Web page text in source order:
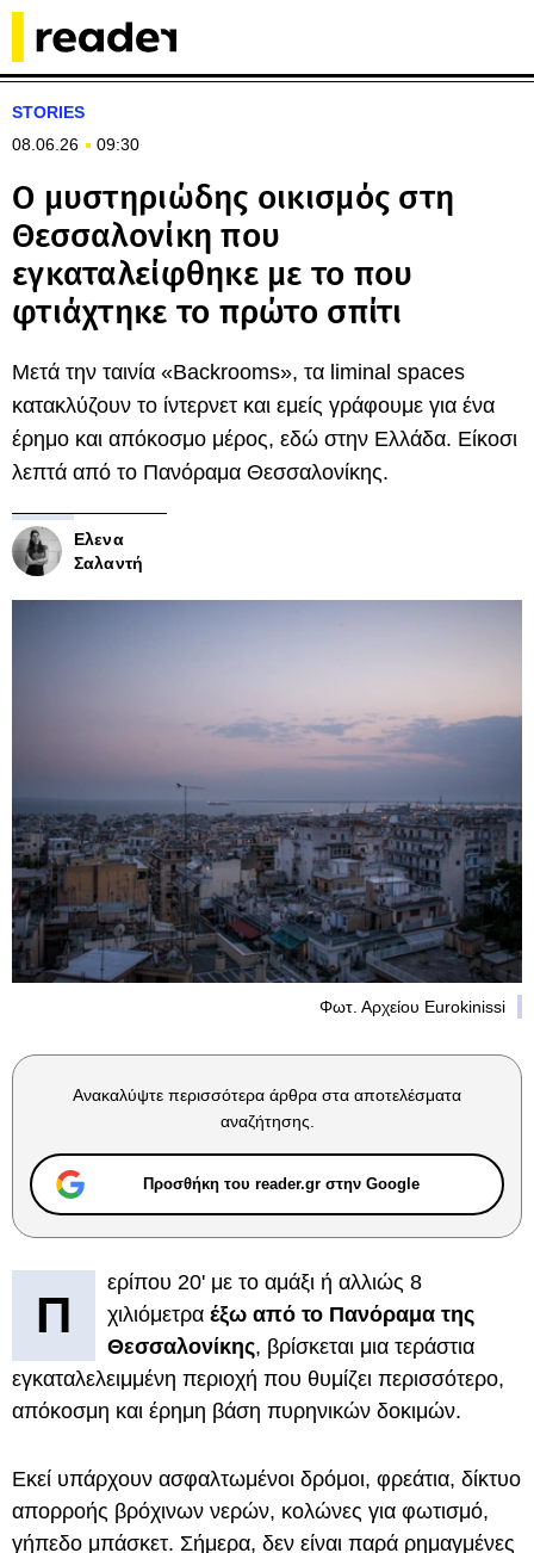
STORIES
08.06.26
09:30
Ο μυστηριώδης οικισμός στη
Θεσσαλονίκη που
εγκαταλείφθηκε με το που
φτιάχτηκε το πρώτο σπίτι
Μετά την ταινία «Backrooms», τα liminal spaces
κατακλύζουν το ίντερνετ και εμείς γράφουμε για ένα
έρημο και απόκοσμο μέρος, εδώ στην Ελλάδα. Είκοσι
λεπτά από το Πανόραμα Θεσσαλονίκης.
Ελενα
Σαλαντή
Φωτ. Αρχείου Eurokinissi
Ανακαλύψτε περισσότερα άρθρα στα αποτελέσματα
αναζήτησης.
Προσθήκη του reader.gr στην Google
Π
ερίπου 20' με το αμάξι ή αλλιώς 8
χιλιόμετρα έξω από το Πανόραμα της
Θεσσαλονίκης, βρίσκεται μια τεράστια
εγκαταλελειμμένη περιοχή που θυμίζει περισσότερο,
απόκοσμη και έρημη βάση πυρηνικών δοκιμών.
Εκεί υπάρχουν ασφαλτωμένοι δρόμοι, φρεάτια, δίκτυο
απορροής βρόχινων νερών, κολώνες για φωτισμό,
γήπεδο μπάσκετ. Σήμερα, δεν είναι παρά ρημαγμένες